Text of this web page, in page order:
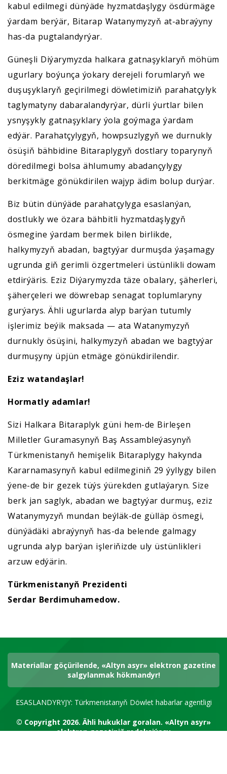
kabul edilmegi dünýäde hyzmatdaşlygy ösdürmäge
ýardam berýär, Bitarap Watanymyzyň at-abraýyny
has-da pugtalandyrýar.
Güneşli Diýarymyzda halkara gatnaşyklaryň möhüm
ugurlary boýunça ýokary derejeli forumlaryň we
duşuşyklaryň geçirilmegi döwletimiziň parahatçylyk
taglymatyny dabaralandyrýar, dürli ýurtlar bilen
ysnyşykly gatnaşyklary ýola goýmaga ýardam
edýär. Parahatçylygyň, howpsuzlygyň we durnukly
ösüşiň bähbidine Bitaraplygyň dostlary toparynyň
döredilmegi bolsa ählumumy abadançylygy
berkitmäge gönükdirilen wajyp ädim bolup durýar.
Biz bütin dünýäde parahatçylyga esaslanýan,
dostlukly we özara bähbitli hyzmatdaşlygyň
ösmegine ýardam bermek bilen birlikde,
halkymyzyň abadan, bagtyýar durmuşda ýaşamagy
ugrunda giň gerimli özgertmeleri üstünlikli dowam
etdirýäris. Eziz Diýarymyzda täze obalary, şäherleri,
şäherçeleri we döwrebap senagat toplumlaryny
gurýarys. Ähli ugurlarda alyp barýan tutumly
işlerimiz beýik maksada — ata Watanymyzyň
durnukly ösüşini, halkymyzyň abadan we bagtyýar
durmuşyny üpjün etmäge gönükdirilendir.
Eziz watandaşlar!
Hormatly adamlar!
Sizi Halkara Bitaraplyk güni hem-de Birleşen
Milletler Guramasynyň Baş Assambleýasynyň
Türkmenistanyň hemişelik Bitaraplygy hakynda
Kararnamasynyň kabul edilmeginiň 29 ýyllygy bilen
ýene-de bir gezek tüýs ýürekden gutlaýaryn. Size
berk jan saglyk, abadan we bagtyýar durmuş, eziz
Watanymyzyň mundan beýläk-de gülläp ösmegi,
dünýädäki abraýynyň has-da belende galmagy
ugrunda alyp barýan işleriňizde uly üstünlikleri
arzuw edýärin.
Türkmenistanyň Prezidenti
Serdar Berdimuhamedow.
Materiallar göçürilende, «Altyn asyr» elektron gazetine
salgylanmak hökmandyr!
ESASLANDYRYJY: Türkmenistanyň Döwlet habarlar agentligi
© Copyright 2026. Ähli hukuklar goralan. «Altyn asyr»
elektron gazetiniň redaksiýasy